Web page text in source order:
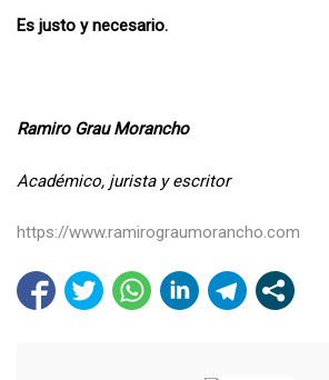
Es justo y necesario.
Ramiro Grau Morancho
Académico, jurista y escritor
https://www.ramirograumorancho.com